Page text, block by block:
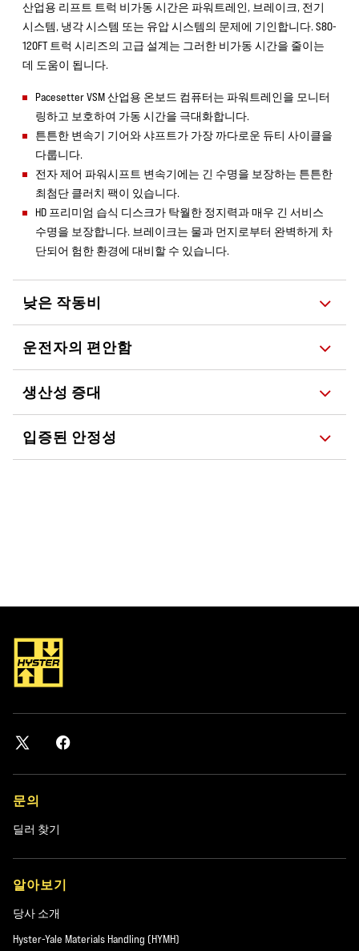
산업용 리프트 트럭 비가동 시간은 파워트레인, 브레이크, 전기
시스템, 냉각 시스템 또는 유압 시스템의 문제에 기인합니다. S80-
120FT 트럭 시리즈의 고급 설계는 그러한 비가동 시간을 줄이는
데 도움이 됩니다.
Pacesetter VSM 산업용 온보드 컴퓨터는 파워트레인을 모니터
링하고 보호하여 가동 시간을 극대화합니다.
튼튼한 변속기 기어와 샤프트가 가장 까다로운 듀티 사이클을
다룹니다.
전자 제어 파워시프트 변속기에는 긴 수명을 보장하는 튼튼한
최첨단 클러치 팩이 있습니다.
HD 프리미엄 습식 디스크가 탁월한 정지력과 매우 긴 서비스
수명을 보장합니다. 브레이크는 물과 먼지로부터 완벽하게 차
단되어 험한 환경에 대비할 수 있습니다.
낮은 작동비
운전자의 편안함
생산성 증대
입증된 안정성
문의
딜러 찾기
알아보기
당사 소개
Hyster-Yale Materials Handling (HYMH)